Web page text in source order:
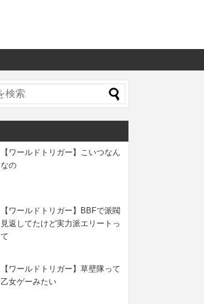
【ワールドトリガー】こいつなん
なの
【ワールドトリガー】BBFで派閥
見返してたけど実力派エリートっ
て
【ワールドトリガー】草壁隊って
乙女ゲーみたい